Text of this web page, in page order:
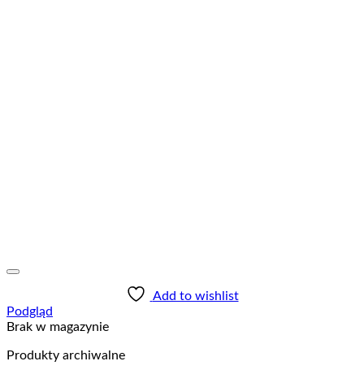
Add to wishlist
Podgląd
Brak w magazynie
Produkty archiwalne